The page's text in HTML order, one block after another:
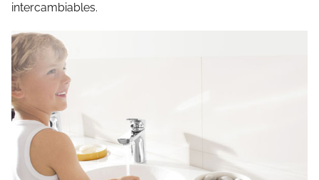
intercambiables.